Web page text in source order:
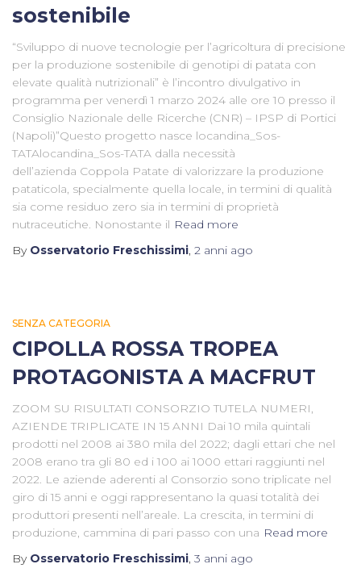
sostenibile
“Sviluppo di nuove tecnologie per l’agricoltura di precisione
per la produzione sostenibile di genotipi di patata con
elevate qualità nutrizionali” è l’incontro divulgativo in
programma per venerdì 1 marzo 2024 alle ore 10 presso il
Consiglio Nazionale delle Ricerche (CNR) – IPSP di Portici
(Napoli)”Questo progetto nasce locandina_Sos-
TATAlocandina_Sos-TATA dalla necessità
dell’azienda Coppola Patate di valorizzare la produzione
pataticola, specialmente quella locale, in termini di qualità
sia come residuo zero sia in termini di proprietà
nutraceutiche. Nonostante il Read more
By Osservatorio Freschissimi, 2 anni ago
SENZA CATEGORIA
CIPOLLA ROSSA TROPEA
PROTAGONISTA A MACFRUT
ZOOM SU RISULTATI CONSORZIO TUTELA NUMERI,
AZIENDE TRIPLICATE IN 15 ANNI Dai 10 mila quintali
prodotti nel 2008 ai 380 mila del 2022; dagli ettari che nel
2008 erano tra gli 80 ed i 100 ai 1000 ettari raggiunti nel
2022. Le aziende aderenti al Consorzio sono triplicate nel
giro di 15 anni e oggi rappresentano la quasi totalità dei
produttori presenti nell’areale. La crescita, in termini di
produzione, cammina di pari passo con una Read more
By Osservatorio Freschissimi, 3 anni ago